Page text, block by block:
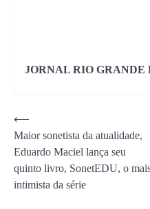
JORNAL RIO GRANDE
Navegação
de
Post
⟵
Maior sonetista da atualidade,
Eduardo Maciel lança seu
quinto livro, SonetEDU, o
intimista da série